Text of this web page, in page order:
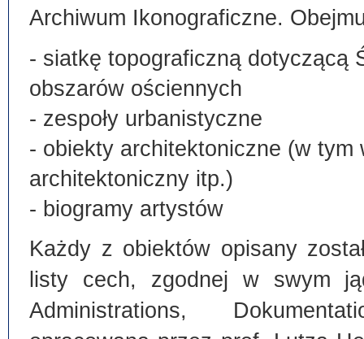
Archiwum Ikonograficzne.
- siatkę topograficzną dotyczącą
obszarów ościennych
- zespoły urbanistyczne
- obiekty architektoniczne (w
architektoniczny itp.)
- biogramy artystów
Każdy z obiektów opisany
listy cech, zgodnej w swym
Administrations,